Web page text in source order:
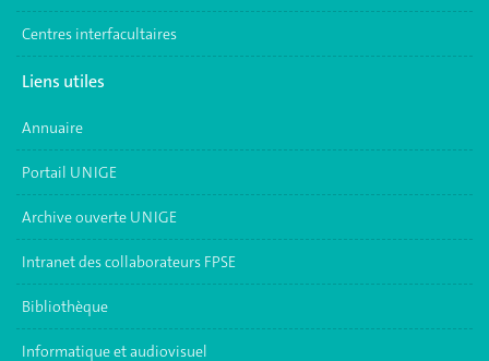
Centres interfacultaires
Liens utiles
Annuaire
Portail UNIGE
Archive ouverte UNIGE
Intranet des collaborateurs FPSE
Bibliothèque
Informatique et audiovisuel